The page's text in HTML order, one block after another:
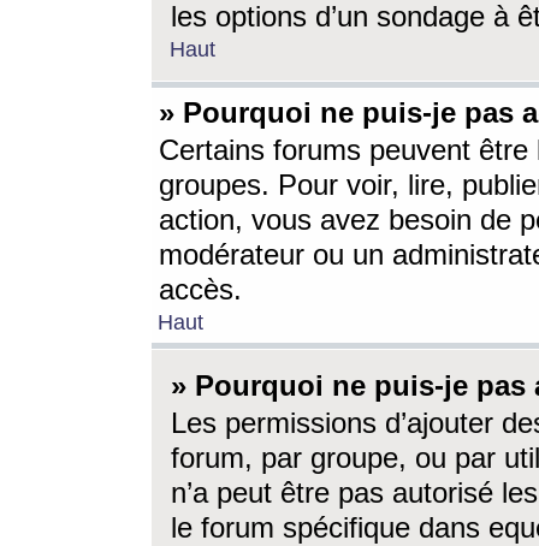
les options d’un sondage à
Haut
» Pourquoi ne puis-je pas
Certains forums peuvent être
groupes. Pour voir, lire,
action, vous avez besoin de
modérateur ou un
accès.
Haut
» Pourquoi ne puis-je
Les permissions d’ajouter
forum, par groupe, ou par
n’a peut être pas autorisé
le forum spécifique dans